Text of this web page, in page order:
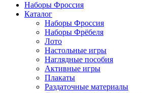
Наборы Фроссия
Каталог
Наборы Фроссия
Наборы Фрёбеля
Лото
Настольные игры
Наглядные пособия
Активные игры
Плакаты
Раздаточные материалы